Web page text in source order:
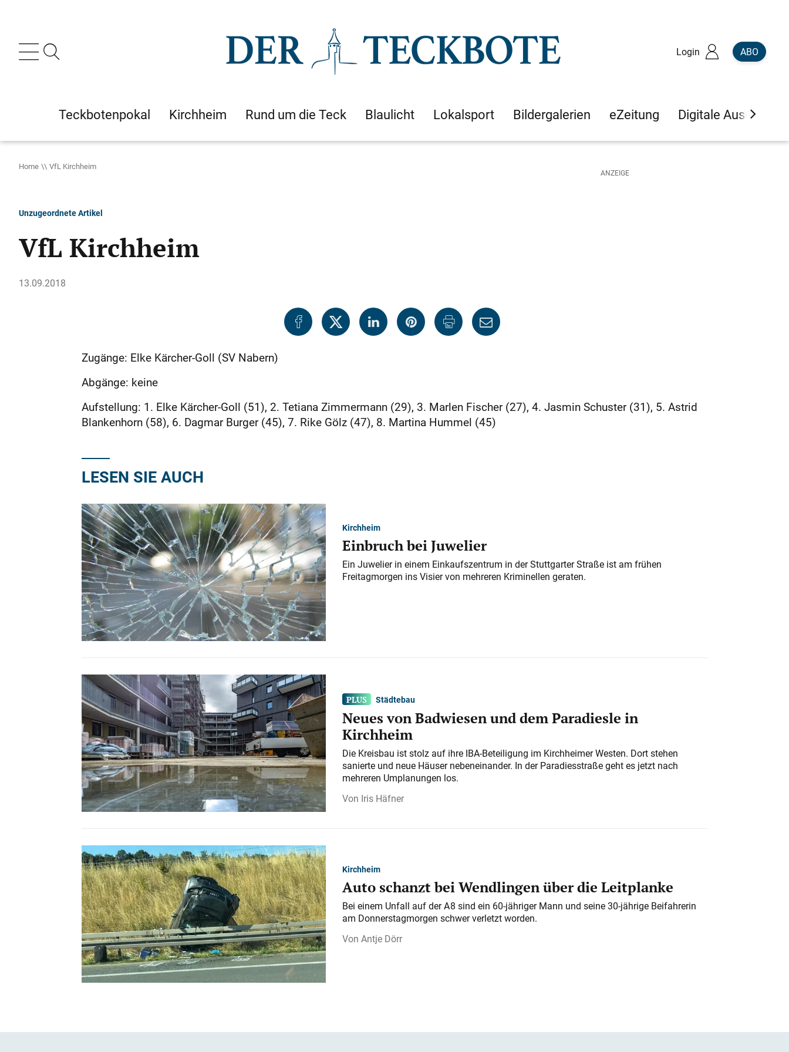
Login ABO
Teckbotenpokal Kirchheim Rund um die Teck Blaulicht Lokalsport Bildergalerien eZeitung Digitale Ausgaben
Home VfL Kirchheim
Unzugeordnete Artikel
VfL Kirchheim
13.09.2018
Zugänge: Elke Kärcher-Goll (SV Nabern)
Abgänge: keine
Aufstellung: 1. Elke Kärcher-Goll (51), 2. Tetiana Zimmermann (29), 3. Marlen Fischer (27), 4. Jasmin Schuster (31), 5. Astrid
Blankenhorn (58), 6. Dagmar Burger (45), 7. Rike Gölz (47), 8. Martina Hummel (45)
LESEN SIE AUCH
Kirchheim
Einbruch bei Juwelier
Ein Juwelier in einem Einkaufszentrum in der Stuttgarter Straße ist am frühen
Freitagmorgen ins Visier von mehreren Kriminellen geraten.
Städtebau
Neues von Badwiesen und dem Paradiesle in
Kirchheim
Die Kreisbau ist stolz auf ihre IBA-Beteiligung im Kirchheimer Westen. Dort stehen
sanierte und neue Häuser nebeneinander. In der Paradiesstraße geht es jetzt nach
mehreren Umplanungen los.
Iris Häfner
Kirchheim
Auto schanzt bei Wendlingen über die Leitplanke
Bei einem Unfall auf der A 8 sind ein 60-jähriger Mann und seine 30-jährige Beifahrerin
am Donnerstagmorgen schwer verletzt worden.
Antje Dörr